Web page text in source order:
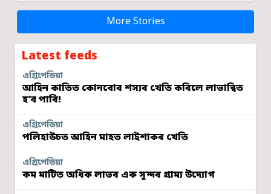
More Stories
Latest feeds
এগ্ৰিপেডিয়া
আহিন কাতিত কোনবোৰ শস্যৰ খেতি কৰিলে লাভান্বিত
হ’ব পাৰি!
এগ্ৰিপেডিয়া
পলিহাউচত আহিন মাহত লাইশাকৰ খেতি
এগ্ৰিপেডিয়া
কম মাটিত অধিক লাভৰ এক সুন্দৰ গ্ৰাম্য উদ্যোগ